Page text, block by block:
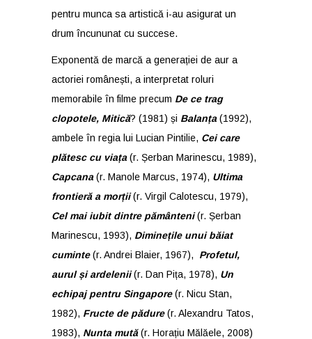
pentru munca sa artistică i-au asigurat un
drum încununat cu succese.
Exponentă de marcă a generației de aur a
actoriei românești, a interpretat roluri
memorabile în filme precum De ce trag
clopotele, Mitică? (1981) și Balanța(1992),
ambele în regia lui Lucian Pintilie, Cei care
plătesc cu viața(r. Șerban Marinescu, 1989),
Capcana(r. Manole Marcus, 1974), Ultima
frontieră a morții(r. Virgil Calotescu, 1979),
Cel mai iubit dintre pământeni(r. Șerban
Marinescu, 1993), Diminețile unui băiat
cuminte(r. Andrei Blaier, 1967), Profetul,
aurul și ardelenii(r. Dan Pița, 1978), Un
echipaj pentru Singapore(r. Nicu Stan,
1982), Fructe de pădure(r. Alexandru Tatos,
1983), Nunta mută(r. Horațiu Mălăele, 2008)